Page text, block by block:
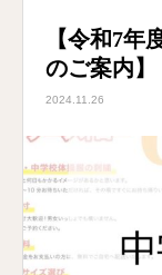
【令和7
のご案内】
2024.11.26